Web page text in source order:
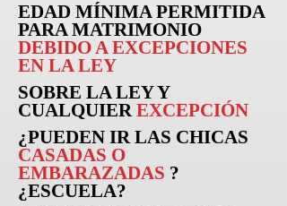
EDAD MÍNIMA PERMITIDA
PARA MATRIMONIO
DEBIDO A EXCEPCIONES
EN LA LEY
SOBRE LA LEY Y
CUALQUIEREXCEPCIÓN
¿PUEDEN IRLAS CHICAS
CASADAS O
EMBARAZADAS ?
¿ESCUELA?